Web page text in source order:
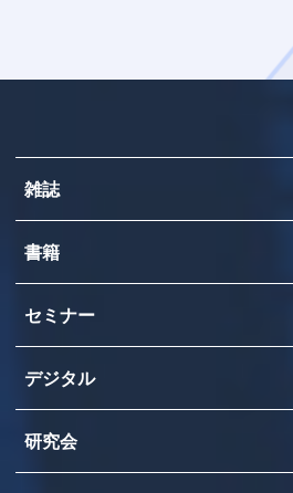
雑誌
書籍
セミナー
デジタル
研究会